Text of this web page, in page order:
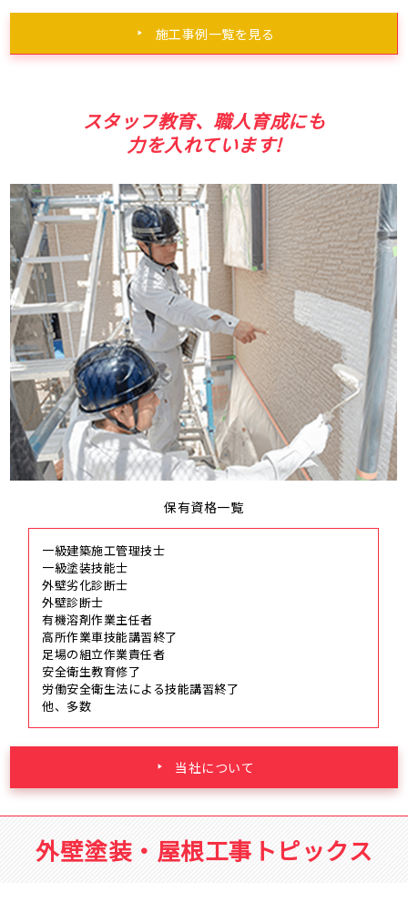
施工事例一覧を見る
スタッフ教育、職人育成にも
力を入れています!
保有資格一覧
一級建築施工管理技士
一級塗装技能士
外壁劣化診断士
外壁診断士
有機溶剤作業主任者
高所作業車技能講習終了
足場の組立作業責任者
安全衛生教育修了
労働安全衛生法による技能講習終了
他、多数
当社について
外壁塗装・屋根工事トピックス